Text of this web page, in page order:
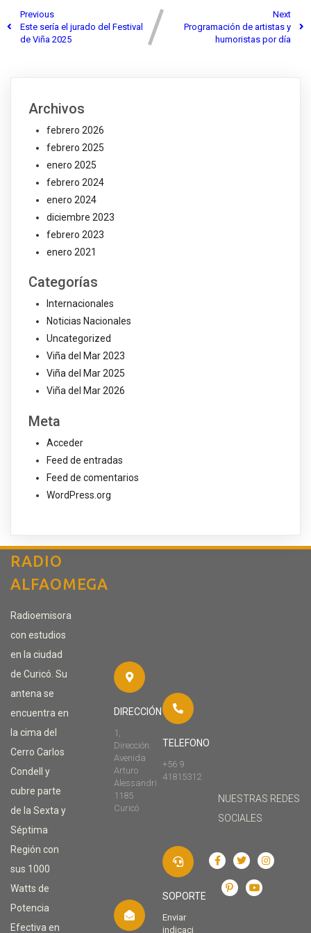
Previous
Este sería el jurado del Festival
de Viña 2025
Next
Programación de artistas y
humoristas por día
Archivos
febrero 2026
febrero 2025
enero 2025
febrero 2024
enero 2024
diciembre 2023
febrero 2023
enero 2021
Categorías
Internacionales
Noticias Nacionales
Uncategorized
Viña del Mar 2023
Viña del Mar 2025
Viña del Mar 2026
Meta
Acceder
Feed de entradas
Feed de comentarios
WordPress.org
RADIO
ALFAOMEGA
Radioemisora
con estudios
en la ciudad
de Curicó. Su
antena se
encuentra en
la cima del
Cerro Carlos
Condell y
cubre parte
de la Sexta y
Séptima
Región con
sus 1000
Watts de
Potencia
Efectiva en
DIRECCIÓN
1,
Dirección:
Avenida
Arturo
Alessandri
1185
Curicó
TELEFONO
+56 9
41815312
SOPORTE
Enviar
indicaci
NUESTRAS REDES
SOCIALES